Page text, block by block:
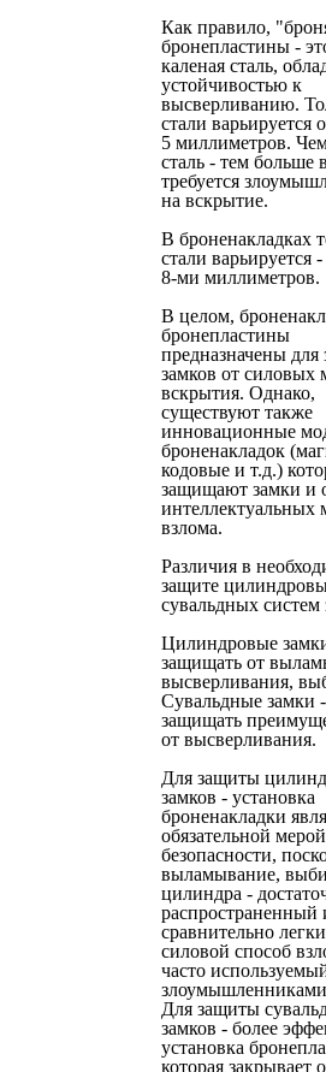
Как правило,
бронепластины -
каленая сталь,
устойчивостью к
высверливанию.
стали варьируется
5 миллиметров.
сталь - тем больше
требуется
на вскрытие.
В броненакладках
стали варьируется
8-ми миллиметров.
В целом,
бронепластины
предназначены
замков от силовых
вскрытия. Однако,
существуют также
инновационные
броненакладок
кодовые и т.д.)
защищают замки и
интеллектуальных
взлома.
Различия в
защите
сувальдных систем
Цилиндровые
защищать от
высверливания,
Сувальдные замки -
защищать
от высверливания.
Для защиты
замков - установка
броненакладки
обязательной мерой
безопасности,
выламывание,
цилиндра -
распространенный
сравнительно
силовой способ
часто
Для защиты
замков - более
установка
которая закрывает